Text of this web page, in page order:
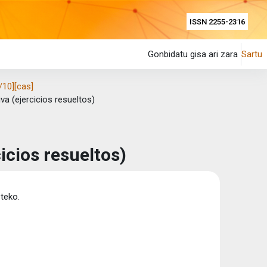
ISSN 2255-2316
Gonbidatu gisa ari zara Sartu
(ejercicios resueltos)
resueltos)